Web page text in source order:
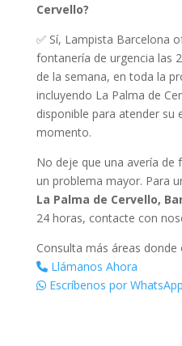
Cervello?
✅ Sí, Lampista Barcelona
fontanería de urgencia las
de la semana, en toda la
incluyendo La Palma de
disponible para atender su
momento.
No deje que una avería de
un problema mayor. Para
La Palma de Cervello,
24 horas, contacte con
Consulta más áreas
Llámanos Ahora
Escríbenos por WhatsApp